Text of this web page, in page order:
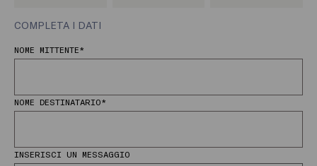
COMPLETA I DATI
NOME MITTENTE*
NOME DESTINATARIO*
INSERISCI UN MESSAGGIO